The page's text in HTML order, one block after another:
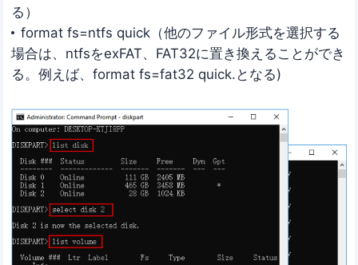
る）
format fs=ntfs quick（他のファイル形式を選択する
場合は、ntfsをexFAT、FAT32に置き換えることができ
る。例えば、format fs=fat32 quick.となる)